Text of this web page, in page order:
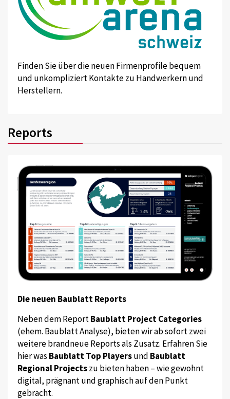
Finden Sie über die neuen Firmenprofile bequem
und unkompliziert Kontakte zu Handwerkern und
Herstellern.
Reports
Die neuen Baublatt Reports
Neben dem ReportBaublatt Project Categories
(ehem. Baublatt Analyse), bieten wir ab sofort zwei
weitere brandneue Reports als Zusatz. Erfahren Sie
hier was Baublatt Top Playersund Baublatt
Regional Projectszu bieten haben – wie gewohnt
digital, prägnant und graphisch auf den Punkt
gebracht.